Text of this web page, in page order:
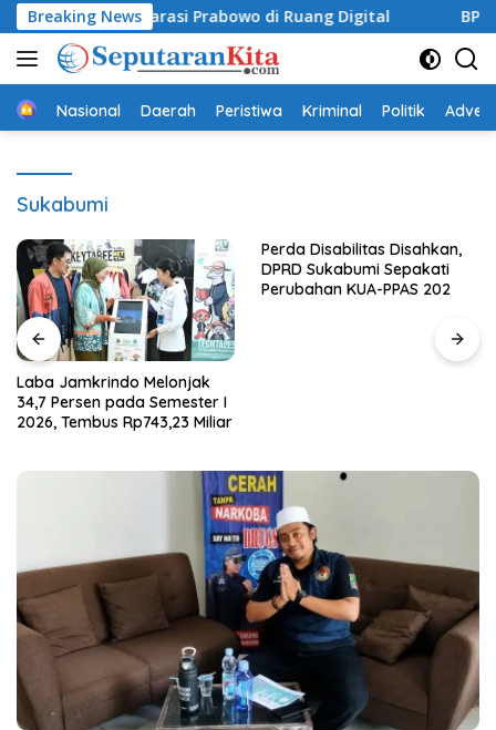
Langsung
ke
konten
Breaking News
Narasi Prabowo di Ruang Digital BPBD
Beranda
Nasional Daerah Peristiwa Kriminal Politik
Sukabumi
Laba Jamkrindo Melonjak
34,7 Persen pada Semester I
2026, Tembus Rp743,23 Miliar
Perda Disabilitas Disahkan,
DPRD Sukabumi Sepakati
Perubahan KUA-PPAS 202